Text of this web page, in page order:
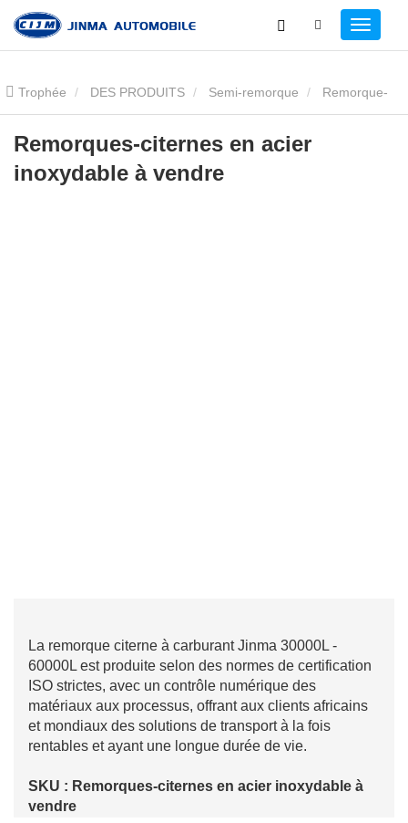
Trophée DES PRODUITS Semi-remorque Remorque-
citerne de carburant
vendre
Remorques-citernes en acier
inoxydable à vendre
La remorque citerne à carburant Jinma 30000L -
60000L est produite selon des normes de certification
ISO strictes, avec un contrôle numérique des
matériaux aux processus, offrant aux clients africains
et mondiaux des solutions de transport à la fois
rentables et ayant une longue durée de vie.
SKU : Remorques-citernes en acier inoxydable à
vendre